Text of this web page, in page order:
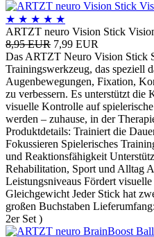
★ ★ ★ ★ ★
ARTZT neuro Vision Stick
8,95 EUR 7,99 EUR
Das ARTZT Neuro Vision Stick
Trainingswerkzeug, das speziell
Augenbewegungen, Fixation,
zu verbessern. Es unterstützt
visuelle Kontrolle auf
werden – zuhause, in der
Produktdetails: Trainiert die
Fokussieren Spielerisches
und Reaktionsfähigkeit
Rehabilitation, Sport und Alltag
Leistungsniveaus Fördert
Gleichgewicht Jeder Stick hat
großen Buchstaben
2er Set )